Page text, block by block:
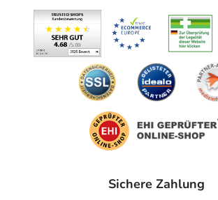
Sichere Zahlung